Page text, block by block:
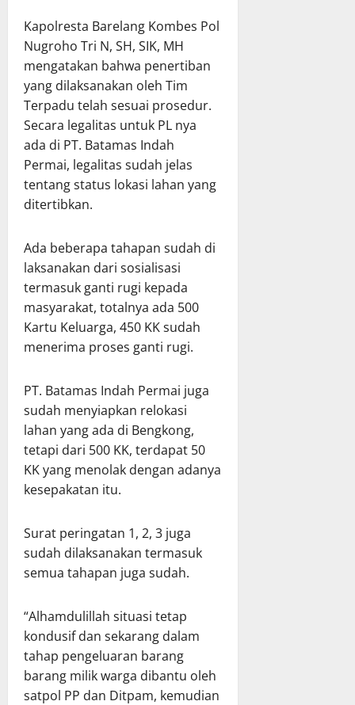
Kapolresta Barelang Kombes Pol
Nugroho Tri N, SH, SIK, MH
mengatakan bahwa penertiban
yang dilaksanakan oleh Tim
Terpadu telah sesuai prosedur.
Secara legalitas untuk PL nya
ada di PT. Batamas Indah
Permai, legalitas sudah jelas
tentang status lokasi lahan yang
ditertibkan.
Ada beberapa tahapan sudah di
laksanakan dari sosialisasi
termasuk ganti rugi kepada
masyarakat, totalnya ada 500
Kartu Keluarga, 450 KK sudah
menerima proses ganti rugi.
PT. Batamas Indah Permai juga
sudah menyiapkan relokasi
lahan yang ada di Bengkong,
tetapi dari 500 KK, terdapat 50
KK yang menolak dengan adanya
kesepakatan itu.
Surat peringatan 1, 2, 3 juga
sudah dilaksanakan termasuk
semua tahapan juga sudah.
“Alhamdulillah situasi tetap
kondusif dan sekarang dalam
tahap pengeluaran barang
barang milik warga dibantu oleh
satpol PP dan Ditpam, kemudian